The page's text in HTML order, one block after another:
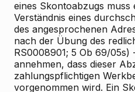
eines Skontoabzugs muss
Verständnis eines
des angesprochenen
nach der Übung des
RS0008901; 5 Ob 69/
annehmen, dass dieser
zahlungspflichtigen
vorgenommen wird. Ein